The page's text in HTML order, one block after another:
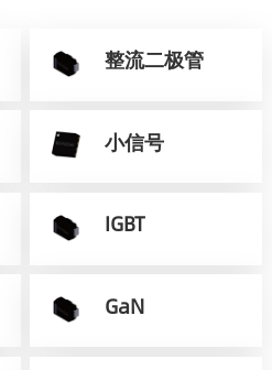
整流二极管
小信号
IGBT
GaN